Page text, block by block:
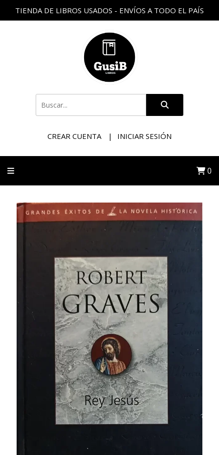
TIENDA DE LIBROS USADOS - ENVÍOS A TODO EL PAÍS
CREAR CUENTA INICIAR SESIÓN
0